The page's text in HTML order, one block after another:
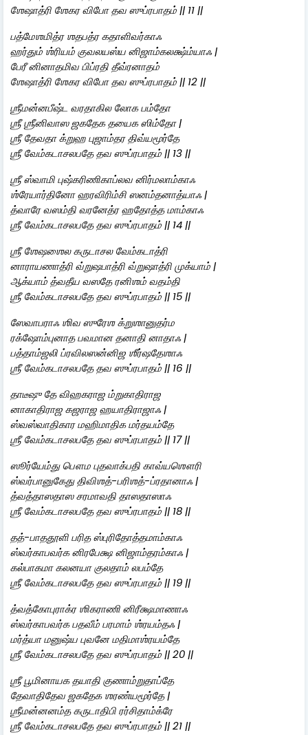
ஶேஷாத்ரி ஶேகர விபோ தவ ஸுப்ரபாதம் || 11 ||
பத்மேஶமித்ர ஶதபத்ர கதாளிவர்காஃ
ஹர்தும் ஶ்ரியம் குவலயஸ்ய னிஜாம்கலக்ஷ்ம்யாஃ |
பேரீ னினாதமிவ பிப்ரதி தீவ்ரனாதம்
ஶேஷாத்ரி ஶேகர விபோ தவ ஸுப்ரபாதம் || 12 ||
ஶ்ரீமன்னபீஷ்ட வரதாகில லோக பம்தோ
ஶ்ரீ ஶ்ரீனிவாஸ ஜகதேக தயைக ஸிம்தோ |
ஶ்ரீ தேவதா க்றுஹ புஜாம்தர திவ்யமூர்தே
ஶ்ரீ வேம்கடாசலபதே தவ ஸுப்ரபாதம் || 13 ||
ஶ்ரீ ஸ்வாமி புஷ்கரிணிகாப்லவ னிர்மலாம்காஃ
ஶ்ரேயார்தினோ ஹரவிரிம்சி ஸனம்தனாத்யாஃ |
த்வாரே வஸம்தி வரனேத்ர ஹதோத்த மாம்காஃ
ஶ்ரீ வேம்கடாசலபதே தவ ஸுப்ரபாதம் || 14 ||
ஶ்ரீ ஶேஷஶைல கருடாசல வேம்கடாத்ரி
னாராயணாத்ரி வ்றுஷபாத்ரி வ்றுஷாத்ரி முக்யாம் |
ஆக்யாம் த்வதீய வஸதே ரனிஶம் வதம்தி
ஶ்ரீ வேம்கடாசலபதே தவ ஸுப்ரபாதம் || 15 ||
ஸேவாபராஃ ஶிவ ஸுரேஶ க்றுஶானுதர்ம
ரக்ஷோம்புனாத பவமான தனாதி னாதாஃ |
பத்தாம்ஜலி ப்ரவிலஸன்னிஜ ஶீர்ஷதேஶாஃ
ஶ்ரீ வேம்கடாசலபதே தவ ஸுப்ரபாதம் || 16 ||
தாடீஷு தே விஹகராஜ ம்றுகாதிராஜ
னாகாதிராஜ கஜராஜ ஹயாதிராஜாஃ |
ஸ்வஸ்வாதிகார மஹிமாதிக மர்தயம்தே
ஶ்ரீ வேம்கடாசலபதே தவ ஸுப்ரபாதம் || 17 ||
ஸூர்யேம்து பௌம புதவாக்பதி காவ்யஶௌரி
ஸ்வர்பானுகேது திவிஶத்-பரிஶத்-ப்ரதானாஃ |
த்வத்தாஸதாஸ சரமாவதி தாஸதாஸாஃ
ஶ்ரீ வேம்கடாசலபதே தவ ஸுப்ரபாதம் || 18 ||
தத்-பாததூளி பரித ஸ்புரிதோத்தமாம்காஃ
ஸ்வர்காபவர்க னிரபேக்ஷ னிஜாம்தரம்காஃ |
கல்பாகமா கலனயா‌ குலதாம் லபம்தே
ஶ்ரீ வேம்கடாசலபதே தவ ஸுப்ரபாதம் || 19 ||
த்வத்கோபுராக்ர ஶிகராணி னிரீக்ஷமாணாஃ
ஸ்வர்காபவர்க பதவீம் பரமாம் ஶ்ரயம்தஃ |
மர்த்யா மனுஷ்ய புவனே மதிமாஶ்ரயம்தே
ஶ்ரீ வேம்கடாசலபதே தவ ஸுப்ரபாதம் || 20 ||
ஶ்ரீ பூமினாயக தயாதி குணாம்றுதாப்தே
தேவாதிதேவ ஜகதேக ஶரண்யமூர்தே |
ஶ்ரீமன்னனம்த கருடாதிபி ரர்சிதாம்க்ரே
ஶ்ரீ வேம்கடாசலபதே தவ ஸுப்ரபாதம் || 21 ||